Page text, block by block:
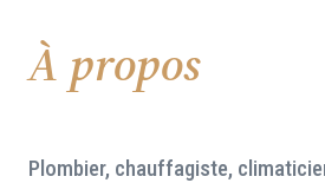
À propos
Plombier, chauffagiste,